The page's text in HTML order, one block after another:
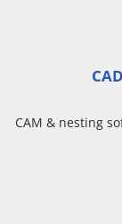
CAM & nesting